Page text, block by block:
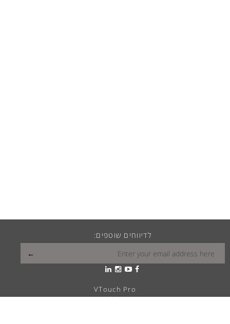
לדיווחים שוטפים:
VTouch Pro
VMax